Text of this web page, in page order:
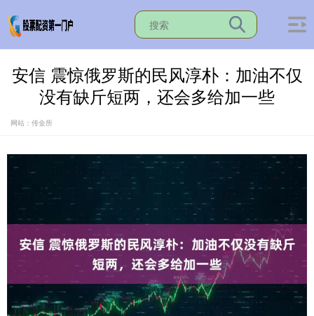
安信 震惊俄罗斯的民风淳朴：加油不仅
没有缺斤短两，还会多给加一些
网站：传金所